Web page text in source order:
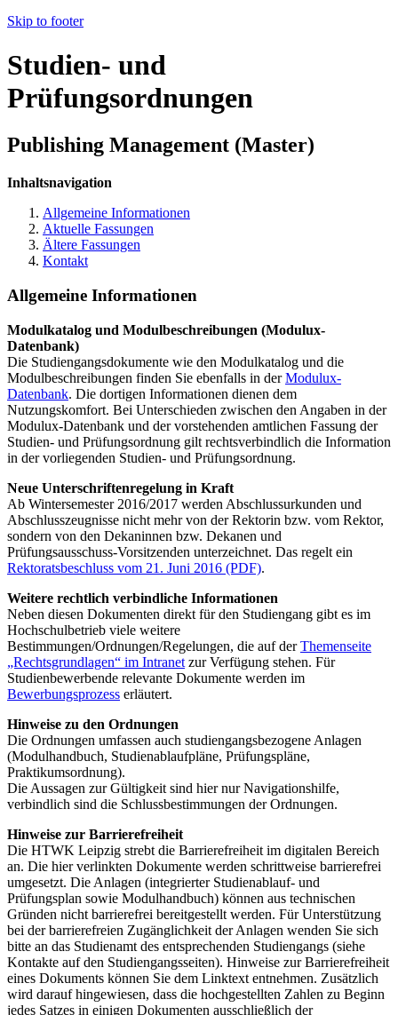
Skip to footer
Studien- und
Prüfungsordnungen
Publishing Management (Master)
Inhaltsnavigation
Allgemeine Informationen
Aktuelle Fassungen
Ältere Fassungen
Kontakt
Allgemeine Informationen
Modulkatalog und Modulbeschreibungen (Modulux-
Datenbank)
Die Studiengangsdokumente wie den Modulkatalog und die
Modulbeschreibungen finden Sie ebenfalls in derModulux-
Datenbank. Die dortigen Informationen dienen dem
Nutzungskomfort. Bei Unterschieden zwischen den Angaben in der
Modulux-Datenbank und der vorstehenden amtlichen Fassung der
Studien- und Prüfungsordnung gilt rechtsverbindlich die Information
in der vorliegenden Studien- und Prüfungsordnung.
Neue Unterschriftenregelung in Kraft
Ab Wintersemester 2016/2017 werden Abschlussurkunden und
Abschlusszeugnisse nicht mehr von der Rektorin bzw. vom Rektor,
sondern von den Dekaninnen bzw. Dekanen und
Prüfungsausschuss-Vorsitzenden unterzeichnet. Das regelt ein
Rektoratsbeschluss vom 21. Juni 2016 (PDF).
Weitere rechtlich verbindliche Informationen
Neben diesen Dokumenten direkt für den Studiengang gibt es im
Hochschulbetrieb viele weitere
Bestimmungen/Ordnungen/Regelungen, die auf derThemenseite
„Rechtsgrundlagen“ im Intranet zur Verfügung stehen. Für
Studienbewerbende relevante Dokumente werden im
Bewerbungsprozess erläutert.
Hinweise zu den Ordnungen
Die Ordnungen umfassen auch studiengangsbezogene Anlagen
(Modulhandbuch, Studienablaufpläne, Prüfungspläne,
Praktikumsordnung).
Die Aussagen zur Gültigkeit sind hier nur Navigationshilfe,
verbindlich sind die Schlussbestimmungen der Ordnungen.
Hinweise zur Barrierefreiheit
Die HTWK Leipzig strebt die Barrierefreiheit im digitalen Bereich
an. Die hier verlinkten Dokumente werden schrittweise barrierefrei
umgesetzt. Die Anlagen (integrierter Studienablauf- und
Prüfungsplan sowie Modulhandbuch) können aus technischen
Gründen nicht barrierefrei bereitgestellt werden. Für Unterstützung
bei der barrierefreien Zugänglichkeit der Anlagen wenden Sie sich
bitte an das Studienamt des entsprechenden Studiengangs (siehe
Kontakte auf den Studiengangsseiten). Hinweise zur Barrierefreiheit
eines Dokuments können Sie dem Linktext entnehmen. Zusätzlich
wird darauf hingewiesen, dass die hochgestellten Zahlen zu Beginn
jedes Satzes in einigen Dokumenten ausschließlich der